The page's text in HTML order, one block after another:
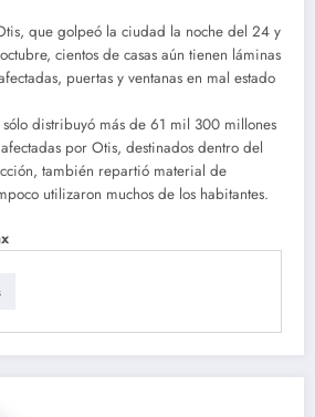
que golpeó la ciudad la noche del 24 y
cientos de casas aún tienen láminas
puertas y ventanas en mal estado
distribuyó más de 61 mil 300 millones
por Otis, destinados dentro del
también repartió material de
utilizaron muchos de los habitantes.